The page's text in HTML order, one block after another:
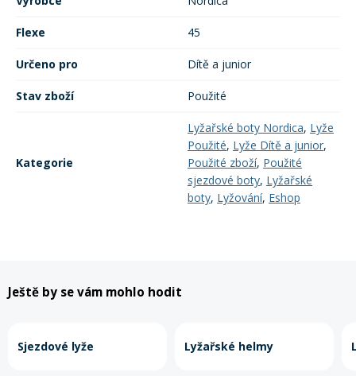
Rukavice na kolo
Flexe 45
Určeno pro Dítě a junior
Stav zboží Použité
Kategorie
Lyžařské boty Nordica, Lyže
Použité, Lyže Dítě a junior,
Použité zboží, Použité
sjezdové boty, Lyžařské
boty, Lyžování, Eshop
Ještě by se vám mohlo hodit
Sjezdové lyže Lyžařské helmy